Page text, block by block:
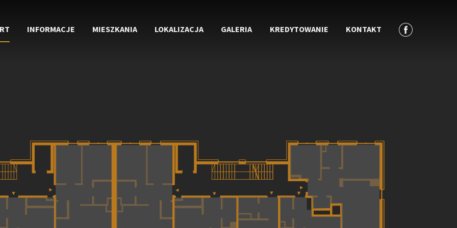
INFORMACJE MIESZKANIA LOKALIZACJA GALERIA KREDYTOWANIE KONTAKT